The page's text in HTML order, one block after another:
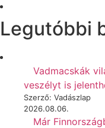
Legutóbbi
Vadmacskák
veszélyt is
Szerző: Vadászlap
2026.08.06.
Már